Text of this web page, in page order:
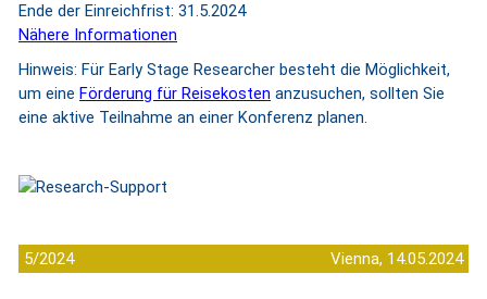
Ende der Einreichfrist: 31.5.2024
Nähere Informationen
Hinweis: Für Early Stage Researcher besteht die Möglichkeit,
um eine Förderung für Reisekosten anzusuchen, sollten Sie
eine aktive Teilnahme an einer Konferenz planen.
5/2024 Vienna, 14.05.2024